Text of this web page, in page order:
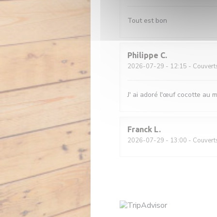
Tout est bon
Philippe C
2026-07-29 - 12:15 -
J' ai adoré l'œuf cocotte au
Franck L
2026-07-29 - 13:00 -